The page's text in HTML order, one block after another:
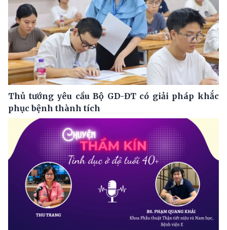
Thủ tướng yêu cầu Bộ GD-ĐT có giải pháp khắc
phục bệnh thành tích